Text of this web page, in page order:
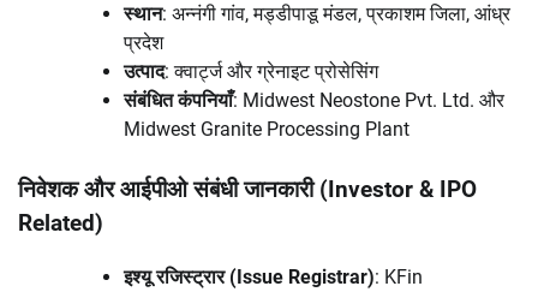
स्थान: अन्नंगी गांव, मड्डीपाडू मंडल, प्रकाशम जिला, आंध्र
प्रदेश
उत्पाद: क्वार्ट्ज और ग्रेनाइट प्रोसेसिंग
संबंधित कंपनियाँ: Midwest Neostone Pvt. Ltd. और
Midwest Granite Processing Plant
निवेशक और आईपीओ संबंधी जानकारी (Investor & IPO
Related)
इश्यू रजिस्ट्रार (Issue Registrar): KFin